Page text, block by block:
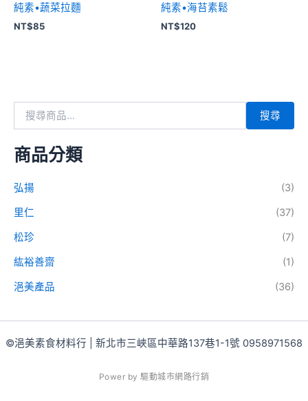
純素•蔬菜拉麵
NT$85
純素•海苔素鬆
NT$120
搜尋
商品分類
弘揚
(3)
里仁
(37)
松珍
(7)
紘裕善齋
(1)
浥美產品
(36)
©浥美素食材料行 | 新北市三峽區中華路137巷1-1號 0958971568
Power by 驅動城市網路行銷